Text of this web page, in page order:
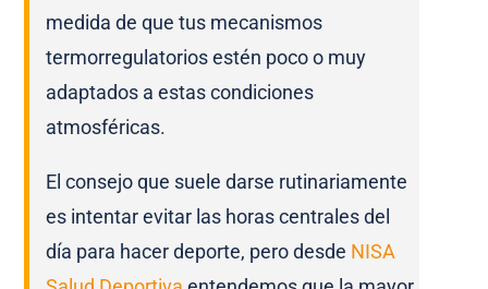
medida de que tus mecanismos
termorregulatorios estén poco o muy
adaptados a estas condiciones
atmosféricas.
El consejo que suele darse rutinariamente
es intentar evitar las horas centrales del
día para hacer deporte, pero desde NISA